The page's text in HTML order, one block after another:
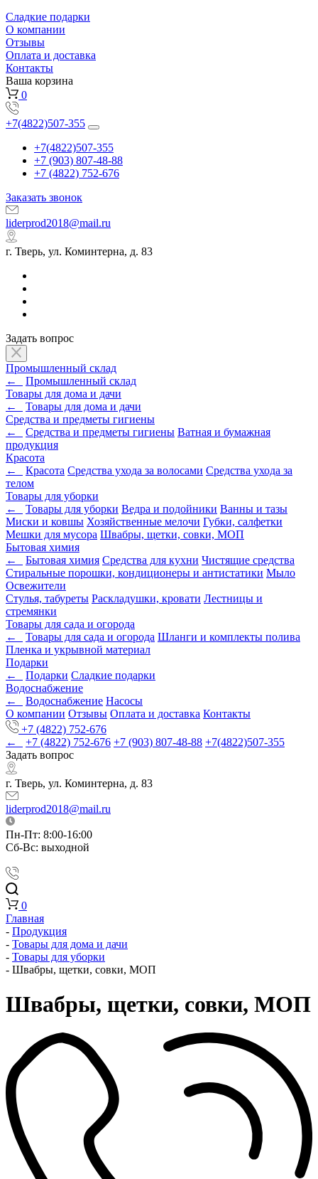
Сладкие подарки
О компании
Отзывы
Оплата и доставка
Контакты
Ваша корзина
0
+7(4822)507-355
+7(4822)507-355
+7 (903) 807-48-88
+7 (4822) 752-676
Заказать звонок
liderprod2018@mail.ru
г. Тверь, ул. Коминтерна, д. 83
Задать вопрос
Промышленный склад
←
Промышленный склад
Товары для дома и дачи
←
Товары для дома и дачи
Средства и предметы гигиены
←
Средства и предметы гигиены Ватная и бумажная
продукция
Красота
←
Красота Средства ухода за волосами Средства ухода за
телом
Товары для уборки
←
Товары для уборки Ведра и подойники Ванны и тазы
Миски и ковшы Хозяйственные мелочи Губки, салфетки
Мешки для мусора Швабры, щетки, совки, МОП
Бытовая химия
←
Бытовая химия Средства для кухни Чистящие средства
Стиральные порошки, кондиционеры и антистатики Мыло
Освежители
Стулья, табуреты Раскладушки, кровати Лестницы и
стремянки
Товары для сада и огорода
←
Товары для сада и огорода Шланги и комплекты полива
Пленка и укрывной материал
Подарки
←
Подарки Cладкие подарки
Водоснабжение
←
Водоснабжение Насосы
О компании Отзывы Оплата и доставка Контакты
+7 (4822) 752-676
←
+7 (4822) 752-676 +7 (903) 807-48-88 +7(4822)507-355
Задать вопрос
г. Тверь, ул. Коминтерна, д. 83
liderprod2018@mail.ru
Пн-Пт: 8:00-16:00
Сб-Вс: выходной
0
Главная
- Продукция
- Товары для дома и дачи
- Товары для уборки
- Швабры, щетки, совки, МОП
Швабры, щетки, совки, МОП